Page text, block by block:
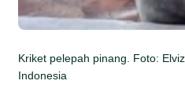
Kriket pelepah pinang. Foto:
Indonesia